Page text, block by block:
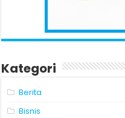
Kategori
Berita
Bisnis